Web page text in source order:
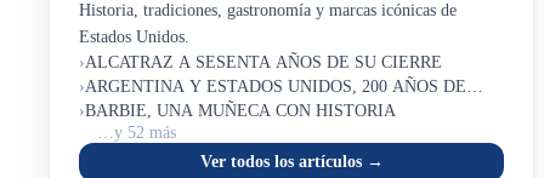
Historia, tradiciones, gastronomía y marcas icónicas de
Estados Unidos.
›ALCATRAZ A SESENTA AÑOS DE SU CIERRE
›ARGENTINA Y ESTADOS UNIDOS, 200 AÑOS DE
UNIDAD
›BARBIE, UNA MUÑECA CON HISTORIA
…y 52 más
Ver todos los artículos →